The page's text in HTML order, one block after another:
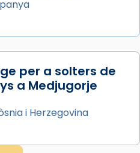
per a solters de
a Medjugorje
i Herzegovina